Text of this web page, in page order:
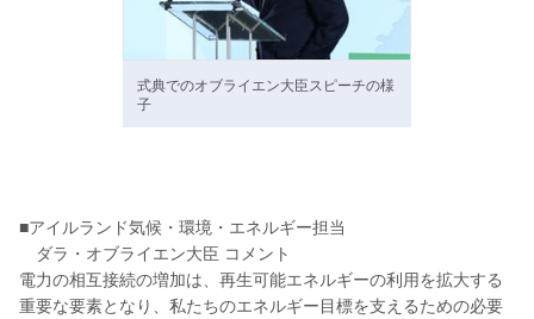
式典でのオブライエン大臣スピーチの様
子
■アイルランド気候・環境・エネルギー担当
ダラ・オブライエン大臣 コメント
電力の相互接続の増加は、再生可能エネルギーの利用を拡大する
重要な要素となり、私たちのエネルギー目標を支えるための必要